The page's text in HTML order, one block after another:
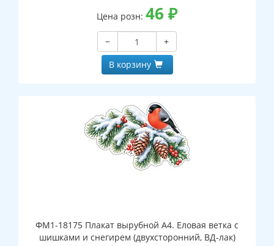
Цена розн: 46 ₽
−
+
В корзину
ФМ1-18175 Плакат вырубной А4. Еловая ветка с
шишками и снегирем (двухсторонний, ВД-лак)